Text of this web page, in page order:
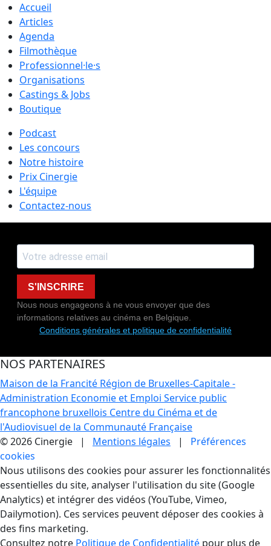
Accueil
Articles
Agenda
Filmothèque
Professionnel·le·s
Organisations
Castings & Jobs
Boutique
Podcast
Les concours
Notre histoire
Prix Cinergie
L'équipe
Contactez-nous
S'INSCRIRE
Nous nous engageons à ne vous envoyer que des
informations relatives au cinéma en Belgique.
Conditions générales et politique de confidentialité
NOS PARTENAIRES
Maison de la Francité Région de Bruxelles-Capitale -
Administration Economie et Emploi Service public
francophone bruxellois Centre du Cinéma et de
l'Audiovisuel de la Communauté Française
© 2026 Cinergie | Mentions légales | Préférences
cookies
Gestion des Cookies
Nous utilisons des cookies pour assurer les fonctionnalités
essentielles du site, analyser l'utilisation du site (Google
Analytics) et intégrer des vidéos (YouTube, Vimeo,
Dailymotion). Ces services peuvent déposer des cookies à
des fins marketing.
Consultez notre Politique de Confidentialité pour plus de